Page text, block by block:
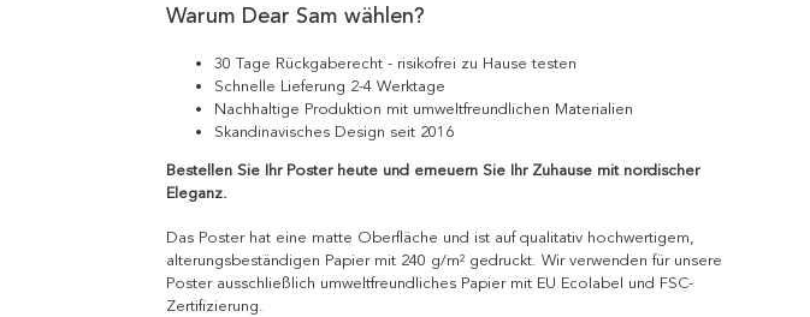
Warum Dear Sam wählen?
30 Tage Rückgaberecht - risikofrei zu Hause testen
Schnelle Lieferung 2-4 Werktage
Nachhaltige Produktion mit umweltfreundlichen Materialien
Skandinavisches Design seit 2016
Bestellen Sie Ihr Poster heute und erneuern Sie Ihr Zuhause mit nordischer
Eleganz.
Das Poster hat eine matte Oberfläche und ist auf qualitativ hochwertigem,
alterungsbeständigen Papier mit 240 g/m² gedruckt. Wir verwenden für unsere
Poster ausschließlich umweltfreundliches Papier mit EU Ecolabel und FSC-
Zertifizierung.